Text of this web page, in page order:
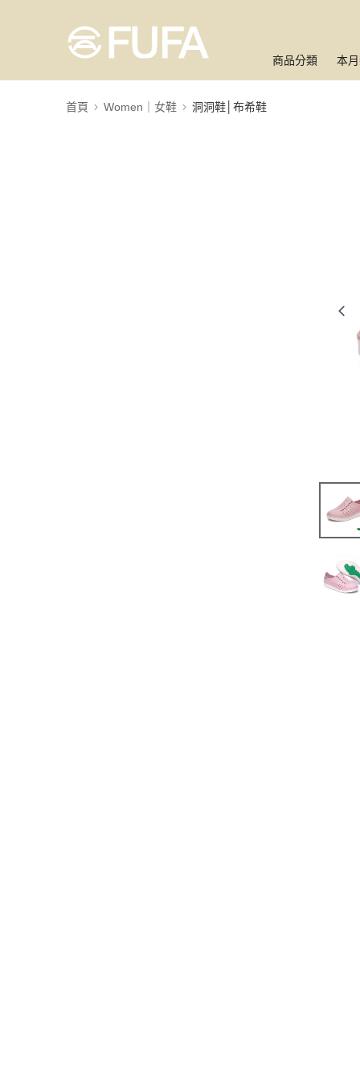
商品分類 本
首頁 Women｜女鞋 洞洞鞋│布希鞋